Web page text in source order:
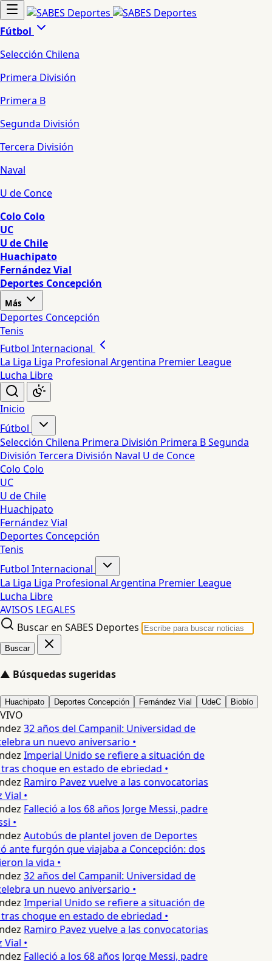
Fútbol
Selección Chilena
Primera División
Primera B
Segunda División
Tercera División
Naval
U de Conce
Colo Colo
UC
U de Chile
Huachipato
Fernández Vial
Deportes Concepción
Más
Deportes Concepción
Tenis
Futbol Internacional
La Liga Liga Profesional Argentina Premier League
Lucha Libre
Inicio
Fútbol
Selección Chilena Primera División Primera BSegunda
División Tercera División Naval U de Conce
Colo Colo
UC
U de Chile
Huachipato
Fernández Vial
Deportes Concepción
Tenis
Futbol Internacional
La Liga Liga Profesional Argentina Premier League
Lucha Libre
AVISOS LEGALES
Buscar en SABES Deportes
Buscar
▲ Búsquedas sugeridas
Huachipato Deportes Concepción Fernández Vial UdeC Biobío
VIVO
32 años del Campanil: Universidad de
un nuevo aniversario •
Imperial Unido se refiere a situación de
choque en estado de ebriedad •
Ramiro Pavez vuelve a las convocatorias
•
Falleció a los 68 años Jorge Messi, padre
•
Autobús de plantel joven de Deportes
ante furgón que viajaba a Concepción: dos
la vida •
32 años del Campanil: Universidad de
un nuevo aniversario •
Imperial Unido se refiere a situación de
choque en estado de ebriedad •
Ramiro Pavez vuelve a las convocatorias
•
Falleció a los 68 años Jorge Messi, padre